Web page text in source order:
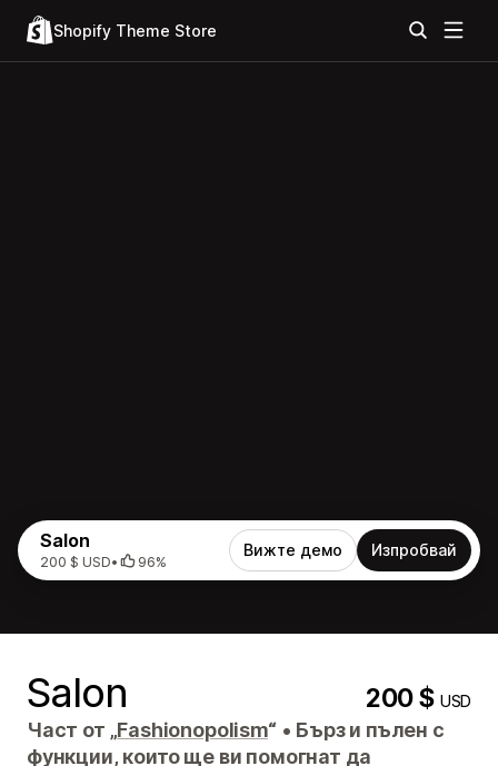
Shopify Theme Store
Salon
200 $ USD• 96%
Вижте демо Изпробвай
Salon 200 $USD
Част от „Fashionopolism“ • Бърз и пълен с
функции, които ще ви помогнат да